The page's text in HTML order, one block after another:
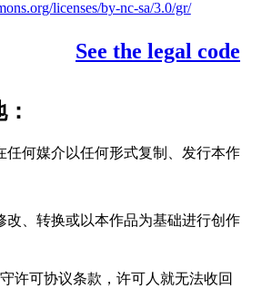
licenses/by-nc-sa/3.0/gr/
See the legal code
何媒介以任何形式复制、发行本作
、转换或以本作品为基础进行创作
许可协议条款，许可人就无法收回